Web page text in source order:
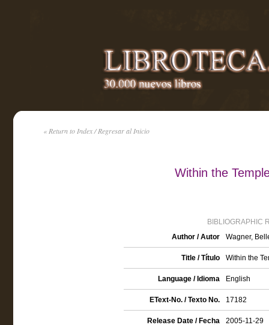
« Return to Index / Regresar al Inicio
Within the
BIBLIOGRAPHIC
Author / Autor
Wagner,
Title / Título Within the
Language / Idioma English
EText-No. / Texto No. 17182
Release Date / Fecha
2005-11-29